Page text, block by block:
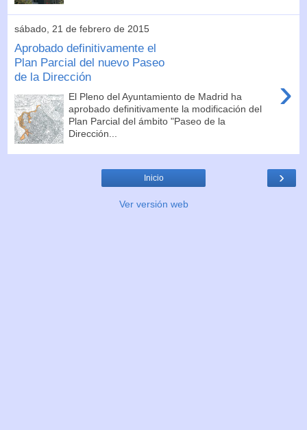
sábado, 21 de febrero de 2015
Aprobado definitivamente el
Plan Parcial del nuevo Paseo
de la Dirección
›
El Pleno del Ayuntamiento de Madrid ha
aprobado definitivamente la modificación del
Plan Parcial del ámbito "Paseo de la
Dirección...
›
Inicio
Ver versión web